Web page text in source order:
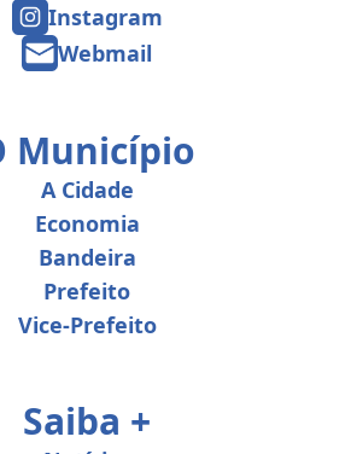
Instagram
Webmail
Município
A Cidade
Economia
Bandeira
Prefeito
Vice-Prefeito
Saiba +